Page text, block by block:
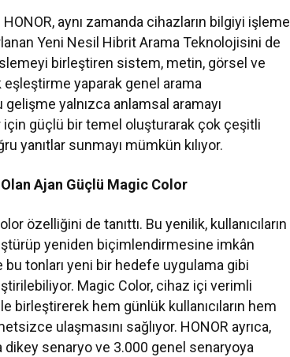
aynı zamanda cihazların bilgiyi işleme
Yeni Nesil Hibrit Arama Teknolojisini de
birleştiren sistem, metin, görsel ve
yaparak genel arama
yalnızca anlamsal aramayı
için güçlü bir temel oluşturarak çok çeşitli
yanıtlar sunmayı mümkün kılıyor.
Olan Ajan Güçlü Magic Color
özelliğini de tanıttı. Bu yenilik, kullanıcıların
yeniden biçimlendirmesine imkân
bu tonları yeni bir hedefe uygulama gibi
Magic Color, cihaz içi verimli
birleştirerek hem günlük kullanıcıların hem
ulaşmasını sağlıyor. HONOR ayrıca,
dikey senaryo ve 3.000 genel senaryoya